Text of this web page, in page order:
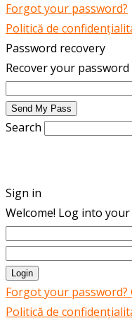
Forgot your password?
Politică de
Password recovery
Recover your password
Search
Sign in
Welcome! Log into
Forgot your password?
Politică de